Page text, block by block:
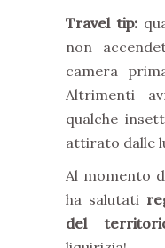
Travel tip:
non
camera
Altrimenti
qualche
attirato dalle
Al momento
ha salutati
del